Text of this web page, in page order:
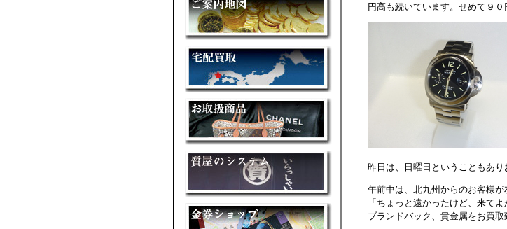
円高も続いています。せめて９０
昨日は、日曜日ということもあり
午前中は、北九州からのお客様が
「ちょっと遠かったけど、来て
ブランドバック、貴金属をお買取